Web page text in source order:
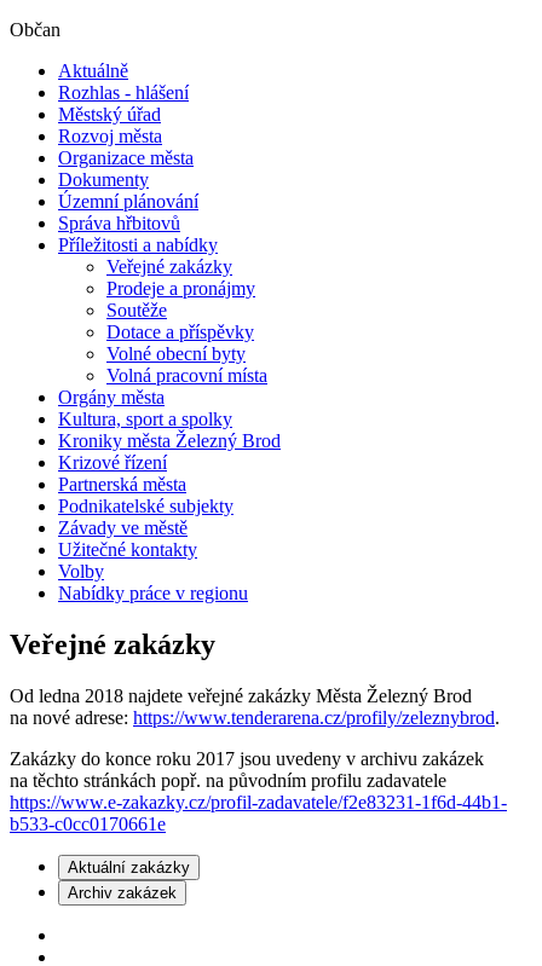
Občan
Aktuálně
Rozhlas - hlášení
Městský úřad
Rozvoj města
Organizace města
Dokumenty
Územní plánování
Správa hřbitovů
Příležitosti a nabídky
Veřejné zakázky
Prodeje a pronájmy
Soutěže
Dotace a příspěvky
Volné obecní byty
Volná pracovní místa
Orgány města
Kultura, sport a spolky
Kroniky města Železný Brod
Krizové řízení
Partnerská města
Podnikatelské subjekty
Závady ve městě
Užitečné kontakty
Volby
Nabídky práce v regionu
Veřejné zakázky
Od ledna 2018 najdete veřejné zakázky Města Železný Brod
na nové adrese: https://www.tenderarena.cz/profily/zeleznybrod.
Zakázky do konce roku 2017 jsou uvedeny v archivu zakázek
na těchto stránkách popř. na původním profilu zadavatele
https://www.e-zakazky.cz/profil-zadavatele/f2e83231-1f6d-44b1-
b533-c0cc0170661e
Aktuální zakázky
Archiv zakázek